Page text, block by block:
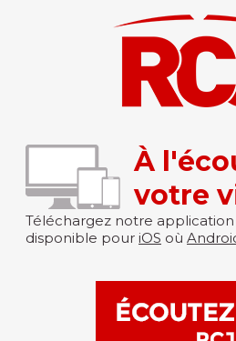
À
votre
Téléchargez notre application
disponible pour iOS où